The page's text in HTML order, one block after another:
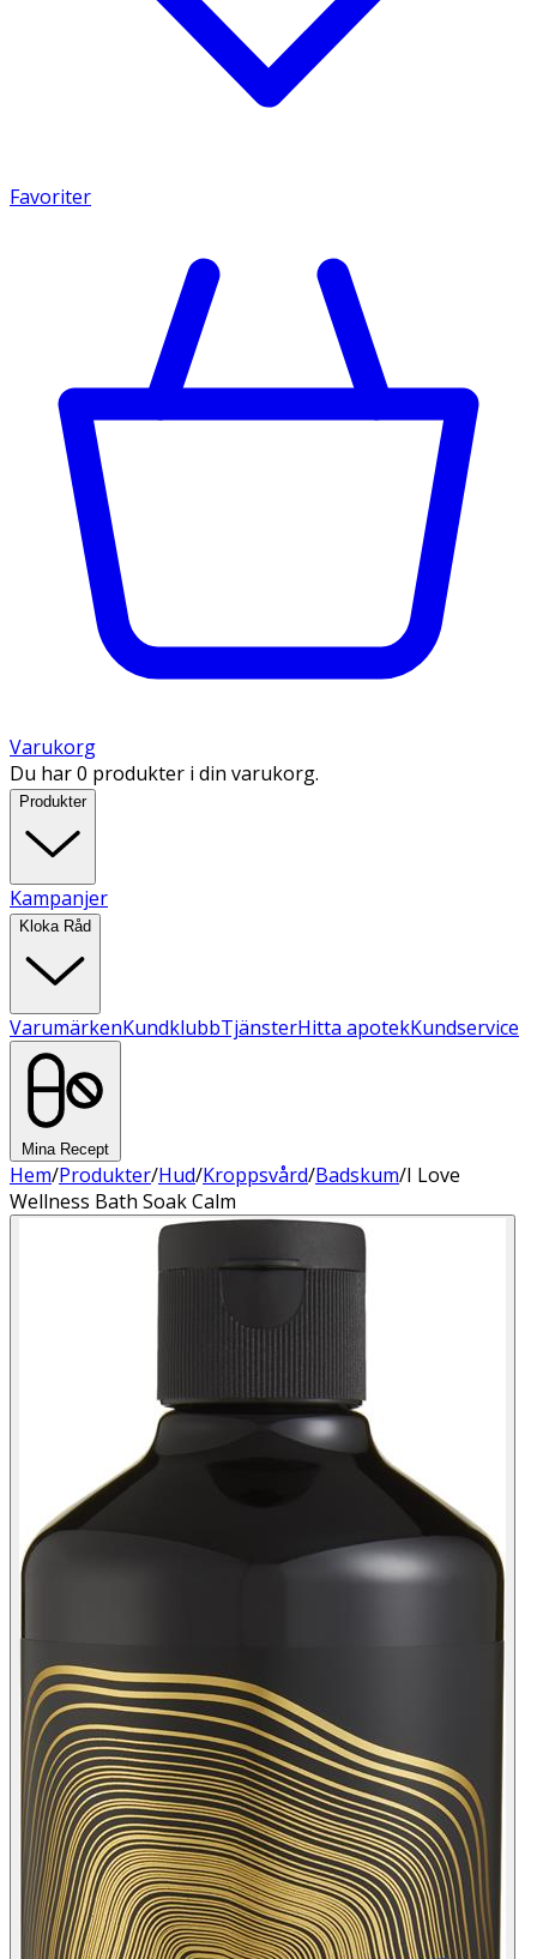
Favoriter
Varukorg
Du har 0 produkter i din varukorg.
Produkter
Kampanjer
Kloka Råd
VarumärkenKundklubbTjänsterHitta apotekKundservice
Mina Recept
Hem/Produkter/Hud/Kroppsvård/Badskum/I Love
Wellness Bath Soak Calm